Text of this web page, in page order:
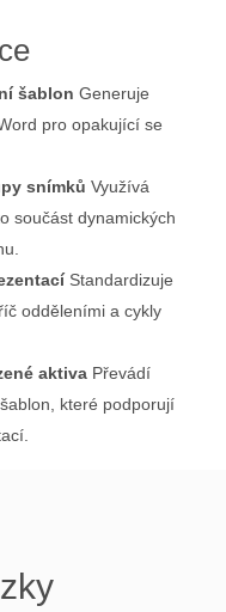
šablon Generuje
pro opakující se
snímků Využívá
součást dynamických
Standardizuje
odděleními a cykly
aktiva Převádí
které podporují